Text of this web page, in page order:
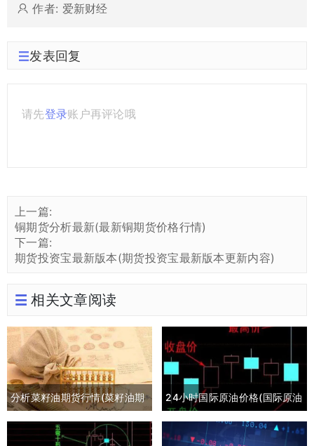
作者: 爱新财经
发表回复
请先登录账户再评论哦
上一篇:
铜期货分析最新(最新铜期货价格行情)
下一篇:
期货投资宝最新版本(期货投资宝最新版本更新内容)
相关文章阅读
分析菜籽油期货行情(菜籽油期
货最新行情分析)
24小时国际原油价格(国际原油
期货24小时实时行情)